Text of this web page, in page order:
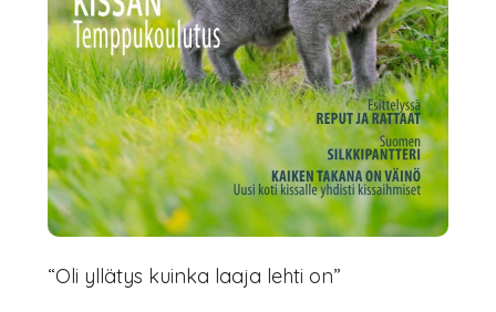
“Oli yllätys kuinka laaja lehti on”